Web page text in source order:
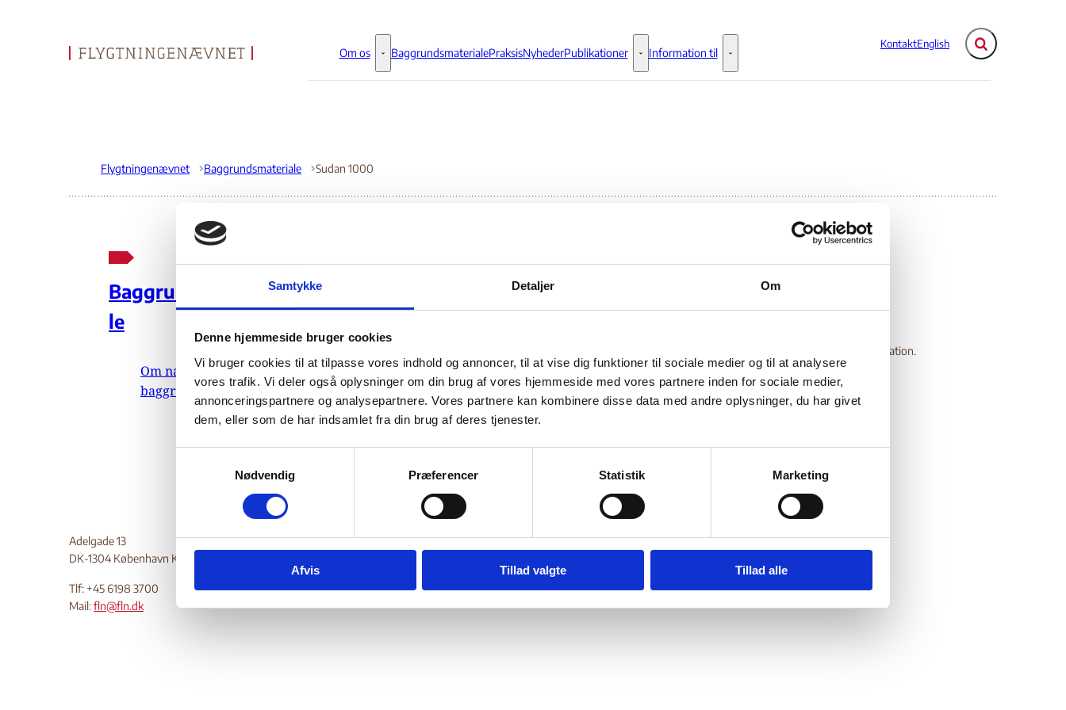
Samtykke Detaljer Om
Denne hjemmeside bruger cookies
Vi bruger cookies til at tilpasse vores indhold og annoncer, til at vise dig funktioner til sociale medier og til at analysere
vores trafik. Vi deler også oplysninger om din brug af vores hjemmeside med vores partnere inden for sociale medier,
annonceringspartnere og analysepartnere. Vores partnere kan kombinere disse data med andre oplysninger, du har givet
dem, eller som de har indsamlet fra din brug af deres tjenester.
v
Nødvendig Præferencer Statistik Marketing
Afvis Tillad valgte Tillad alle
Gå til forsiden
KontaktEnglish Fold søgefelt ud
Om os Om os - Flere links
BaggrundsmaterialePraksisNyhederPublikationer Publikationer - Flere links
Information til Information til - Flere links
Flygtningenævnet Baggrundsmateriale Sudan 1000
Baggrundsmateria
le
Om nævnets
baggrundsmateriale
Freedom in the World 2026 - Sudan
Omhandler begivenheder i 2025 og indeholder oplysninger om den politiske, sikker-hedsmæssige og menneskeretlige situation.
Download
Adelgade 13
DK-1304 København K
Tlf: +45 6198 3700
Mail:fln@fln.dk
Digital Post - Borger
Tilgængelighedserklæring
Relevante links